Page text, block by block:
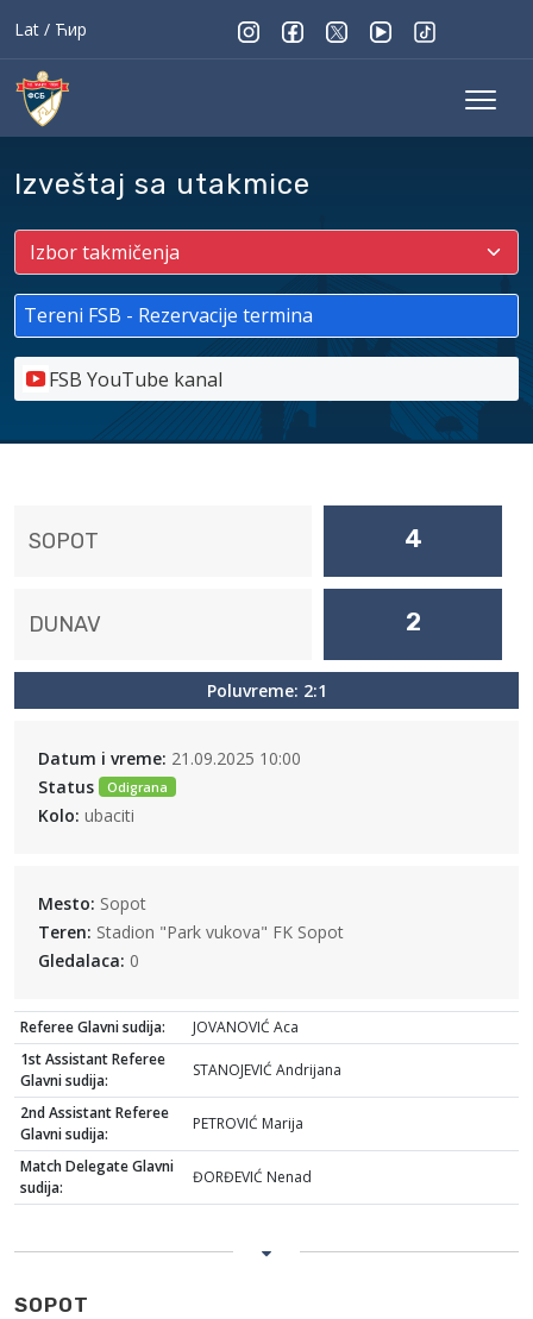
Lat / Ћир
Izveštaj sa utakmice
Tereni FSB - Rezervacije termina
FSB YouTube kanal
SOPOT 4
DUNAV 2
Poluvreme: 2:1
Datum i vreme: 21.09.2025 10:00
Status
Odigrana
Kolo: ubaciti
Mesto: Sopot
Teren: Stadion "Park vukova" FK Sopot
Gledalaca: 0
Referee Glavni sudija:
JOVANOVIĆ Aca
1st Assistant Referee
Glavni sudija:
STANOJEVIĆ Andrijana
2nd Assistant Referee
Glavni sudija:
PETROVIĆ Marija
Match Delegate Glavni
sudija:
ĐORĐEVIĆ Nenad
SOPOT